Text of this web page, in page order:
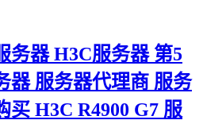
务器 H3C服务器 第5
器 服务器代理商 服务
买 H3C R4900 G7 服